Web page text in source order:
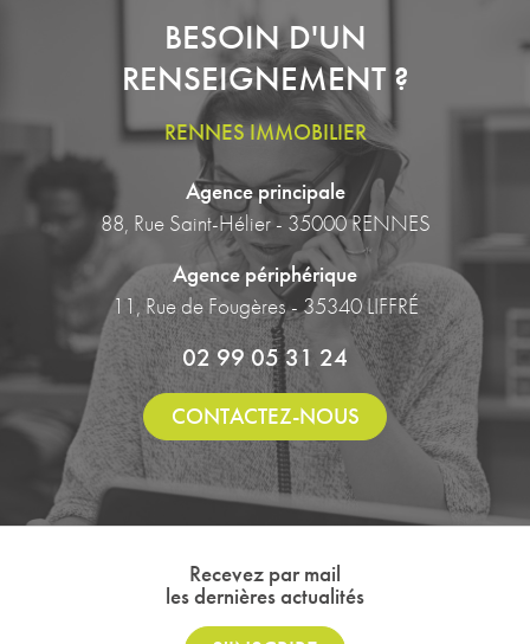
BESOIN D'UN
RENSEIGNEMENT ?
RENNES IMMOBILIER
Agence principale
88, Rue Saint-Hélier - 35000 RENNES
Agence périphérique
11, Rue de Fougères - 35340 LIFFRÉ
02 99 05 31 24
CONTACTEZ-NOUS
Recevez par mail
les dernières actualités